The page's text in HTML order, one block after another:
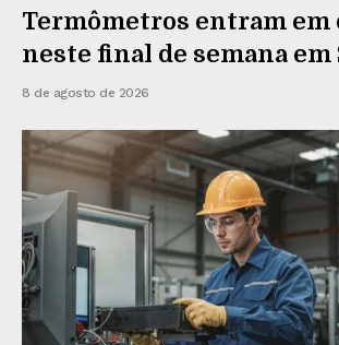
Termômetros entram em
neste final de semana em
8 de agosto de 2026